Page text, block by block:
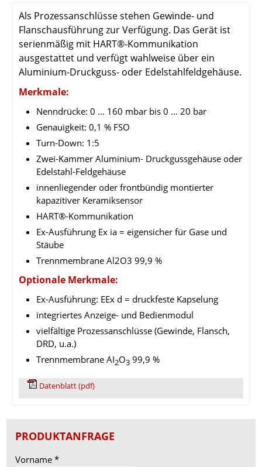
Als Prozessanschlüsse stehen Gewinde- und
Flanschausführung zur Verfügung. Das Gerät ist
serienmäßig mit HART®-Kommunikation
ausgestattet und verfügt wahlweise über ein
Aluminium-Druckguss- oder Edelstahlfeldgehäuse.
Merkmale:
Nenndrücke: 0 ... 160 mbar bis 0 ... 20 bar
Genauigkeit: 0,1 % FSO
Turn-Down: 1:5
Zwei-Kammer Aluminium- Druckgussgehäuse oder
Edelstahl-Feldgehäuse
innenliegender oder frontbündig montierter
kapazitiver Keramiksensor
HART®-Kommunikation
Ex-Ausführung Ex ia = eigensicher für Gase und
Stäube
Trennmembrane Al2O3 99,9 %
Optionale Merkmale:
Ex-Ausführung: EEx d = druckfeste Kapselung
integriertes Anzeige- und Bedienmodul
vielfältige Prozessanschlüsse (Gewinde, Flansch,
DRD, u.a.)
Trennmembrane AI2O3 99,9 %
Datenblatt (pdf)
PRODUKTANFRAGE
Vorname*